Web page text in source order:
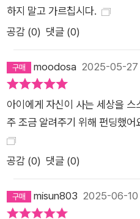
하지 말고 가르칩시다.
공감 (0) 댓글 (0)
moodosa 2025-05-27
아이에게 자신이 사는 세상을
주 조금 알려주기 위해 펀딩했
공감 (0) 댓글 (0)
misun803 2025-06-10